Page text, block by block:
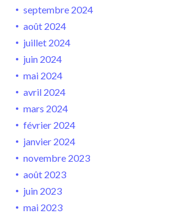
septembre 2024
août 2024
juillet 2024
juin 2024
mai 2024
avril 2024
mars 2024
février 2024
janvier 2024
novembre 2023
août 2023
juin 2023
mai 2023